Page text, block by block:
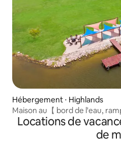
Hébergement ⋅ Highlands
Maison au【 bord de l'eau,
et basket】
Locations de
de